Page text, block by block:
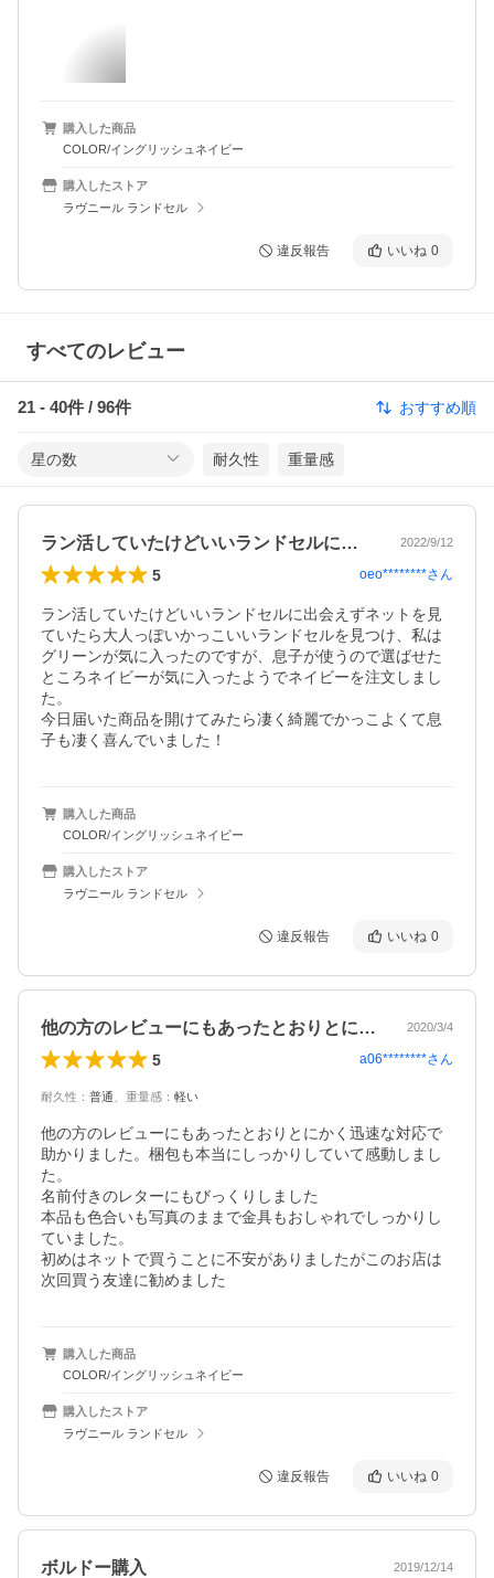
購入した商品
COLOR/イングリッシュネイビー
購入したストア
ラヴニール ランドセル
違反報告 いいね 0
すべてのレビュー
21 - 40件 / 96件 おすすめ順
星の数 耐久性 重量感
ラン活していたけどいいランドセルに出会… 2022/9/12
5 oeo********さん
ラン活していたけどいいランドセルに出会えずネットを見
ていたら大人っぽいかっこいいランドセルを見つけ、私は
グリーンが気に入ったのですが、息子が使うので選ばせた
ところネイビーが気に入ったようでネイビーを注文しまし
た。
今日届いた商品を開けてみたら凄く綺麗でかっこよくて息
子も凄く喜んでいました！
購入した商品
COLOR/イングリッシュネイビー
購入したストア
ラヴニール ランドセル
違反報告 いいね 0
他の方のレビューにもあったとおりとにか… 2020/3/4
5 a06********さん
耐久性 ： 普通 重量感 ： 軽い
他の方のレビューにもあったとおりとにかく迅速な対応で
助かりました。梱包も本当にしっかりしていて感動しまし
た。
名前付きのレターにもびっくりしました
本品も色合いも写真のままで金具もおしゃれでしっかりし
ていました。
初めはネットで買うことに不安がありましたがこのお店は
次回買う友達に勧めました
購入した商品
COLOR/イングリッシュネイビー
購入したストア
ラヴニール ランドセル
違反報告 いいね 0
ボルドー購入 2019/12/14